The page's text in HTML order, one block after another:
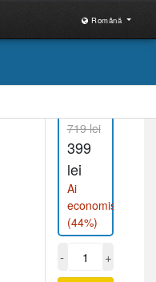
Română
719 lei
399
lei
Ai
economisit
(44%)
- +